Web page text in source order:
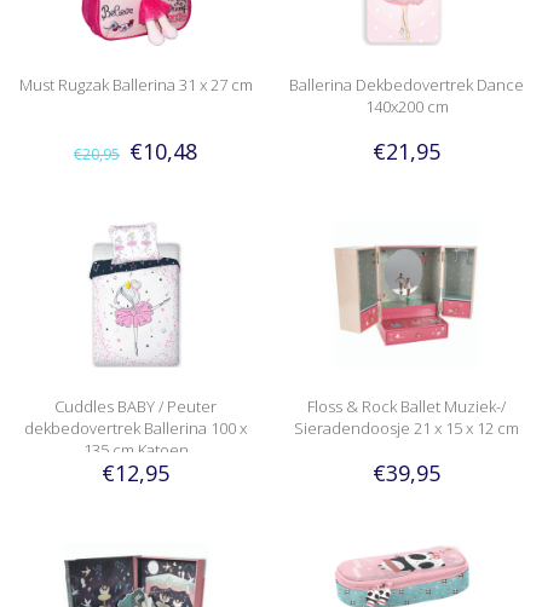
Must Rugzak Ballerina 31 x 27 cm
€20,95 €10,48
Ballerina Dekbedovertrek Dance
140x200 cm
€21,95
Cuddles BABY / Peuter
dekbedovertrek Ballerina 100 x
135 cm Katoen
€12,95
Floss & Rock Ballet Muziek-/
Sieradendoosje 21 x 15 x 12 cm
€39,95